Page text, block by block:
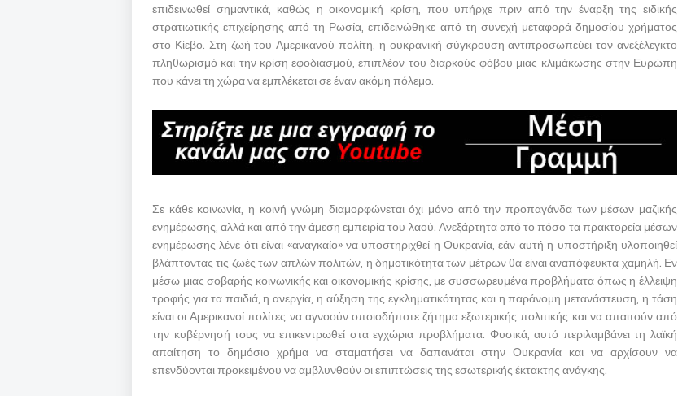
επιδεινωθεί σημαντικά, καθώς η οικονομική κρίση, που υπήρχε πριν από την έναρξη της ειδικής
στρατιωτικής επιχείρησης από τη Ρωσία, επιδεινώθηκε από τη συνεχή μεταφορά δημοσίου χρήματος
στο Κίεβο. Στη ζωή του Αμερικανού πολίτη, η ουκρανική σύγκρουση αντιπροσωπεύει τον ανεξέλεγκτο
πληθωρισμό και την κρίση εφοδιασμού, επιπλέον του διαρκούς φόβου μιας κλιμάκωσης στην Ευρώπη
που κάνει τη χώρα να εμπλέκεται σε έναν ακόμη πόλεμο.
Σε κάθε κοινωνία, η κοινή γνώμη διαμορφώνεται όχι μόνο από την προπαγάνδα των μέσων μαζικής
ενημέρωσης, αλλά και από την άμεση εμπειρία του λαού. Ανεξάρτητα από το πόσο τα πρακτορεία μέσων
ενημέρωσης λένε ότι είναι «αναγκαίο» να υποστηριχθεί η Ουκρανία, εάν αυτή η υποστήριξη υλοποιηθεί
βλάπτοντας τις ζωές των απλών πολιτών, η δημοτικότητα των μέτρων θα είναι αναπόφευκτα χαμηλή. Εν
μέσω μιας σοβαρής κοινωνικής και οικονομικής κρίσης, με συσσωρευμένα προβλήματα όπως η έλλειψη
τροφής για τα παιδιά, η ανεργία, η αύξηση της εγκληματικότητας και η παράνομη μετανάστευση, η τάση
είναι οι Αμερικανοί πολίτες να αγνοούν οποιοδήποτε ζήτημα εξωτερικής πολιτικής και να απαιτούν από
την κυβέρνησή τους να επικεντρωθεί στα εγχώρια προβλήματα. Φυσικά, αυτό περιλαμβάνει τη λαϊκή
απαίτηση το δημόσιο χρήμα να σταματήσει να δαπανάται στην Ουκρανία και να αρχίσουν να
επενδύονται προκειμένου να αμβλυνθούν οι επιπτώσεις της εσωτερικής έκτακτης ανάγκης.